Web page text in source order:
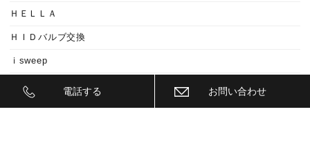
ＨＥＬＬＡ
ＨＩＤバルブ交換
ｉsweep
ＩＧＬＡ ＡＬＡＲＭ
ＩＧＬＡ ＡＲＡＲＭ
電話する お問い合わせ